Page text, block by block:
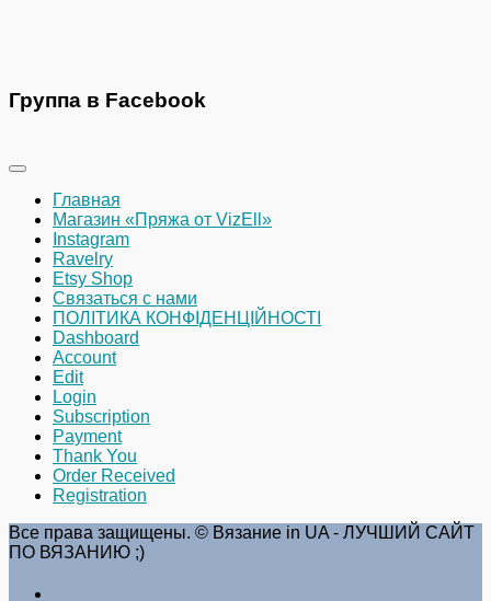
Группа в Facebook
Главная
Магазин «Пряжа от VizEll»
Instagram
Ravelry
Etsy Shop
Связаться с нами
ПОЛІТИКА КОНФІДЕНЦІЙНОСТІ
Dashboard
Account
Edit
Login
Subscription
Payment
Thank You
Order Received
Registration
Все права защищены. © Вязание in UA - ЛУЧШИЙ САЙТ
ПО ВЯЗАНИЮ ;)